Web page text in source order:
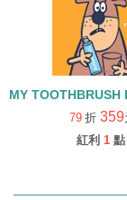
MY TOOTHBRUSH
79 折 359
紅利 1 點